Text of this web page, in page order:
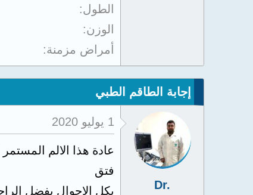
الطول
الوزن
أمراض مزمنة
إجابة الطاقم الطبي
Dr.
1 يوليو 2020
عادة هذا الالم
فتق
بكل الاحوال يفضل